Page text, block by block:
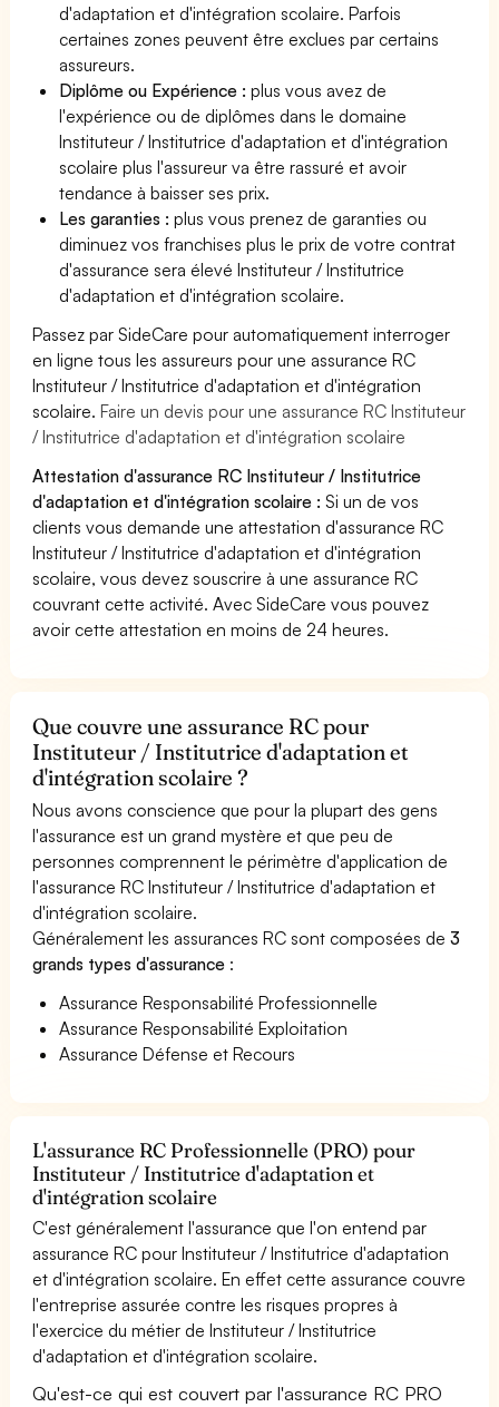
d'adaptation et d'intégration scolaire. Parfois
certaines zones peuvent être exclues par certains
assureurs.
Diplôme ou Expérience :plus vous avez de
l'expérience ou de diplômes dans le domaine
Instituteur / Institutrice d'adaptation et d'intégration
scolaire plus l'assureur va être rassuré et avoir
tendance à baisser ses prix.
Les garanties :plus vous prenez de garanties ou
diminuez vos franchises plus le prix de votre contrat
d'assurance sera élevé Instituteur / Institutrice
d'adaptation et d'intégration scolaire.
Passez par SideCare pour automatiquement interroger
en ligne tous les assureurs pour une assurance RC
Instituteur / Institutrice d'adaptation et d'intégration
scolaire.Faire un devis pour une assurance RC Instituteur
/ Institutrice d'adaptation et d'intégration scolaire
Attestation d'assurance RC Instituteur / Institutrice
d'adaptation et d'intégration scolaire : Si un de vos
clients vous demande une attestation d'assurance RC
Instituteur / Institutrice d'adaptation et d'intégration
scolaire, vous devez souscrire à une assurance RC
couvrant cette activité. Avec SideCare vous pouvez
avoir cette attestation en moins de 24 heures.
Que couvre une assurance RC pour
Instituteur / Institutrice d'adaptation et
d'intégration scolaire ?
Nous avons conscience que pour la plupart des gens
l'assurance est un grand mystère et que peu de
personnes comprennent le périmètre d'application de
l'assurance RC Instituteur / Institutrice d'adaptation et
d'intégration scolaire.
Généralement les assurances RC sont composées de3
grands types d'assurance :
Assurance Responsabilité Professionnelle
Assurance Responsabilité Exploitation
Assurance Défense et Recours
L'assurance RC Professionnelle (PRO) pour
Instituteur / Institutrice d'adaptation et
d'intégration scolaire
C'est généralement l'assurance que l'on entend par
assurance RC pour Instituteur / Institutrice d'adaptation
et d'intégration scolaire. En effet cette assurance couvre
l'entreprise assurée contre les risques propres à
l'exercice du métier de Instituteur / Institutrice
d'adaptation et d'intégration scolaire.
Qu'est-ce qui est couvert par l'assurance RC PRO